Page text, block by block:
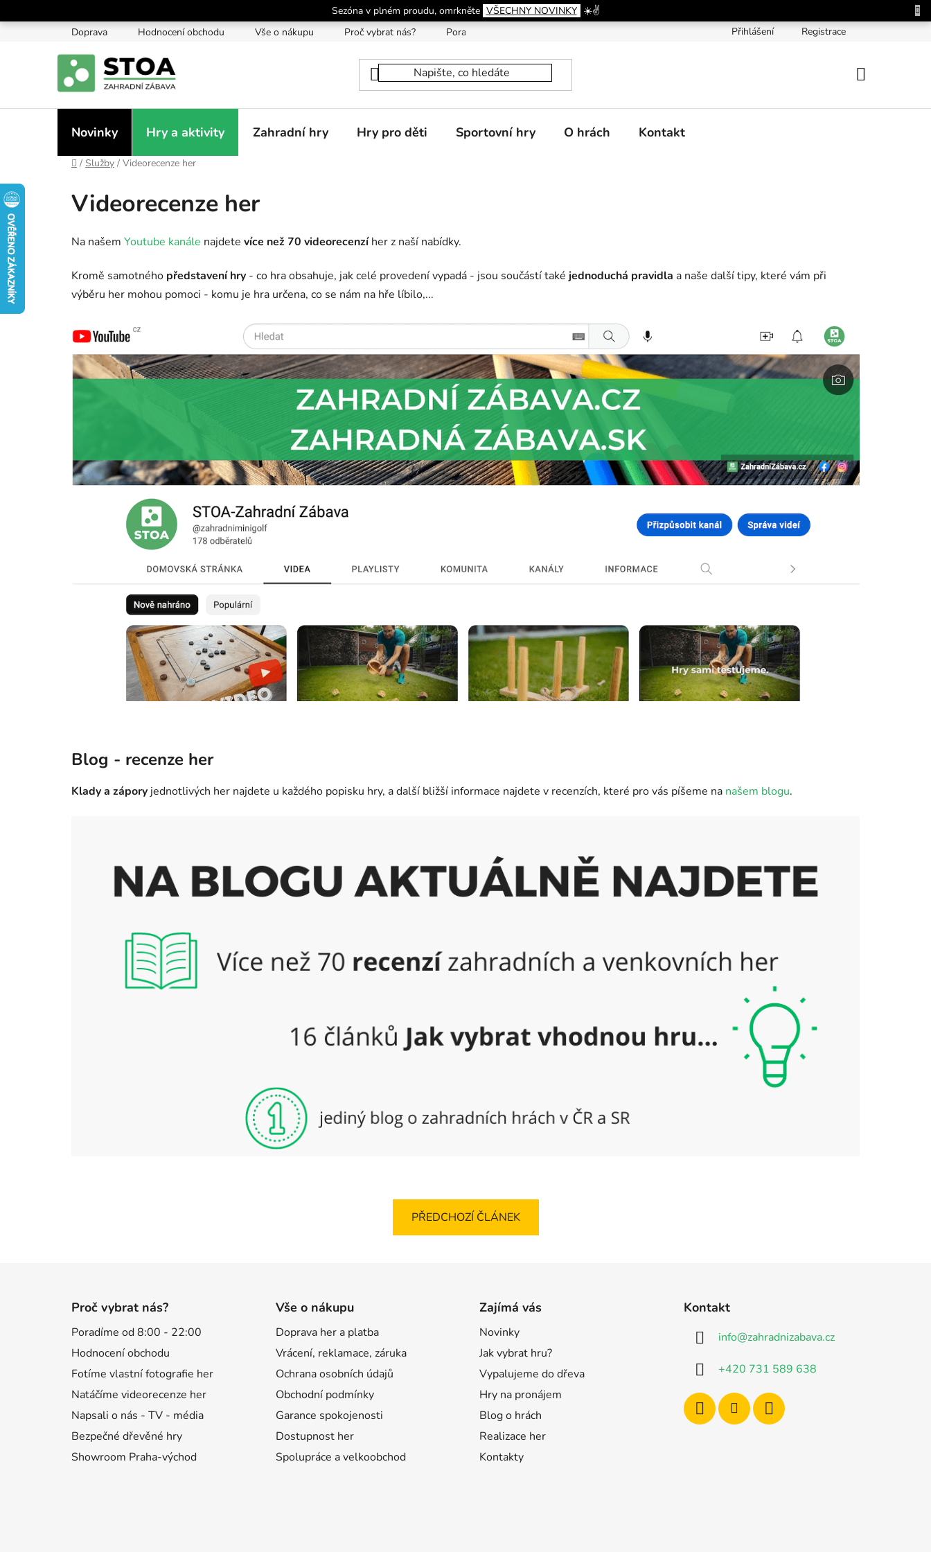
na
Sezóna v plném proudu, omrkněte VŠECHNY NOVINKY ☀️✌️
Doprava
Hodnocení obchodu Vše o nákupu Proč vybrat nás? Poradna Přihlášení Registrace
Novinky Hry a aktivity Zahradní hry Hry pro děti Sportovní hry O hrách Kontakt
Domů
/ Služby / Videorecenze her
Videorecenze her
Na našem Youtube kanále najdete více než 70 videorecenzíher z naší nabídky.
Kromě samotného představení hry - co hra obsahuje, jak celé provedení vypadá - jsou součástí také jednoduchá pravidla a naše další tipy, které vám při
výběru her mohou pomoci - komu je hra určena, co se nám na hře líbilo,...
Blog - recenze her
Klady a zápory jednotlivých her najdete u každého popisku hry, a další bližší informace najdete v recenzích, které pro vás píšeme na našem blogu.
PŘEDCHOZÍ ČLÁNEK
Proč vybrat nás?
Poradíme od 8:00 - 22:00
Hodnocení obchodu
Fotíme vlastní fotografie her
Natáčíme videorecenze her
Napsali o nás - TV - média
Bezpečné dřevěné hry
Showroom Praha-východ
Vše o nákupu
Doprava her a platba
Vrácení, reklamace, záruka
Ochrana osobních údajů
Obchodní podmínky
Garance spokojenosti
Dostupnost her
Spolupráce a velkoobchod
Zajímá vás
Novinky
Jak vybrat hru?
Vypalujeme do dřeva
Hry na pronájem
Blog o hrách
Realizace her
Kontakty
Kontakt
info@zahradnizabava.cz
+420 731 589 638